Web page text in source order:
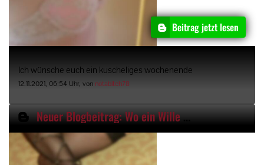
Beitrag jetzt lesen
Ich wünsche euch ein kuscheliges wochenende
12.11.2021, 06:54 Uhr, von notabitch78
Neuer Blogbeitrag: Wo ein Wille ist, ist auch ein Schuhgeschäft